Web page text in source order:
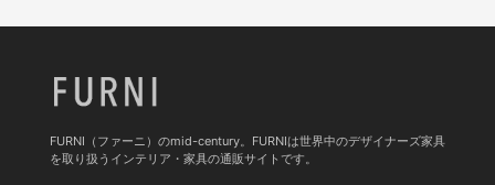
FURNI（ファーニ）のmid-century。FURNIは世界中のデザイナーズ家具
を取り扱うインテリア・家具の通販サイトです。